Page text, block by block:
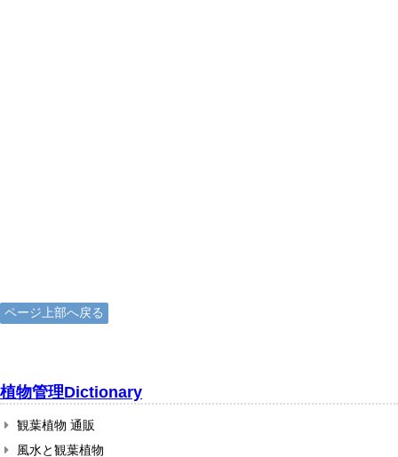
ページ上部へ戻る
植物管理Dictionary
観葉植物 通販
風水と観葉植物